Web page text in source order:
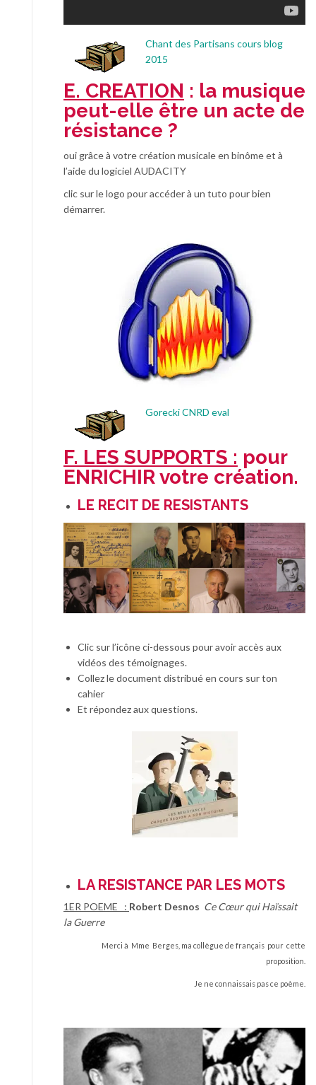
Chant des Partisans cours blog
2015
E. CREATION : la musique
peut-elle être un acte de
résistance ?
oui grâce à votre création musicale en binôme et à
l’aide du logiciel AUDACITY
clic sur le logo pour accéder à un tuto pour bien
démarrer.
Gorecki CNRD eval
F. LES SUPPORTS : pour
ENRICHIR votre création.
LE RECIT DE RESISTANTS
Clic sur l’icône ci-dessous pour avoir accès aux
vidéos des témoignages.
Collez le document distribué en cours sur ton
cahier
Et répondez aux questions.
LA RESISTANCE PAR LES MOTS
1ER POEME : Robert Desnos Ce Cœur qui Haïssait
la Guerre
Merci à Mme Berges, ma collègue de français pour cette
proposition.
Je ne connaissais pas ce poème.